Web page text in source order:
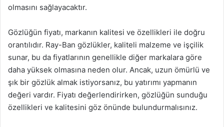
olmasını sağlayacaktır.
Gözlüğün fiyatı, markanın kalitesi ve özellikleri ile doğru
orantılıdır. Ray-Ban gözlükler, kaliteli malzeme ve işçilik
sunar, bu da fiyatlarının genellikle diğer markalara göre
daha yüksek olmasına neden olur. Ancak, uzun ömürlü ve
şık bir gözlük almak istiyorsanız, bu yatırımı yapmanın
değeri vardır. Fiyatı değerlendirirken, gözlüğün sunduğu
özellikleri ve kalitesini göz önünde bulundurmalısınız.